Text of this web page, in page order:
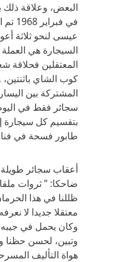
البعض، وعلاقة ذلك
في
عيسى لنحو ثلاثة
السيجارة هي العملة
المعتقلين
كوب الشاي باثنتين،
المشتركة بين
سجائر فقط في
بتقسيم كل سيجارة
طابور فسحة في
أعقاب سجائر
ضاحكا: ” ثروات
ظللنا في هذا
معتقلا جديدا لا
وكان يحمل في جيبه
وتبين، لحسن
هواة التأليف